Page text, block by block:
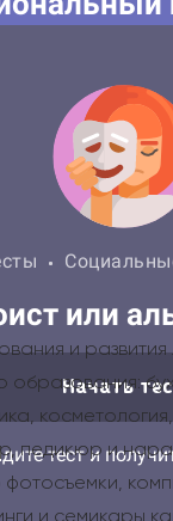
и
образования:
педикюр и
фотосъемки,
и семикары